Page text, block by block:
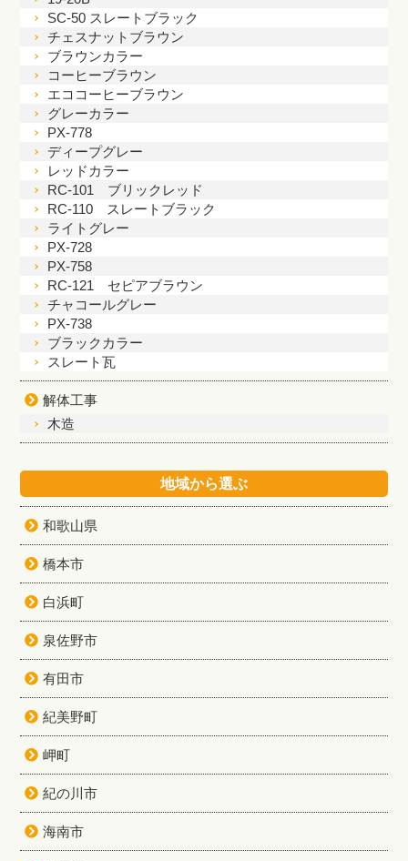
SC-50 スレートブラック
チェスナットブラウン
ブラウンカラー
コーヒーブラウン
エココーヒーブラウン
グレーカラー
PX-778
ディープグレー
レッドカラー
RC-101 ブリックレッド
RC-110 スレートブラック
ライトグレー
PX-728
PX-758
RC-121 セピアブラウン
チャコールグレー
PX-738
ブラックカラー
スレート瓦
解体工事
木造
地域から選ぶ
和歌山県
橋本市
白浜町
泉佐野市
有田市
紀美野町
岬町
紀の川市
海南市